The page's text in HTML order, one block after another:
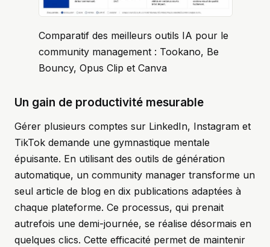
Comparatif des meilleurs outils IA pour le
community management : Tookano, Be
Bouncy, Opus Clip et Canva
Un gain de productivité mesurable
Gérer plusieurs comptes sur LinkedIn, Instagram et
TikTok demande une gymnastique mentale
épuisante. En utilisant des outils de génération
automatique, un community manager transforme un
seul article de blog en dix publications adaptées à
chaque plateforme. Ce processus, qui prenait
autrefois une demi-journée, se réalise désormais en
quelques clics. Cette efficacité permet de maintenir